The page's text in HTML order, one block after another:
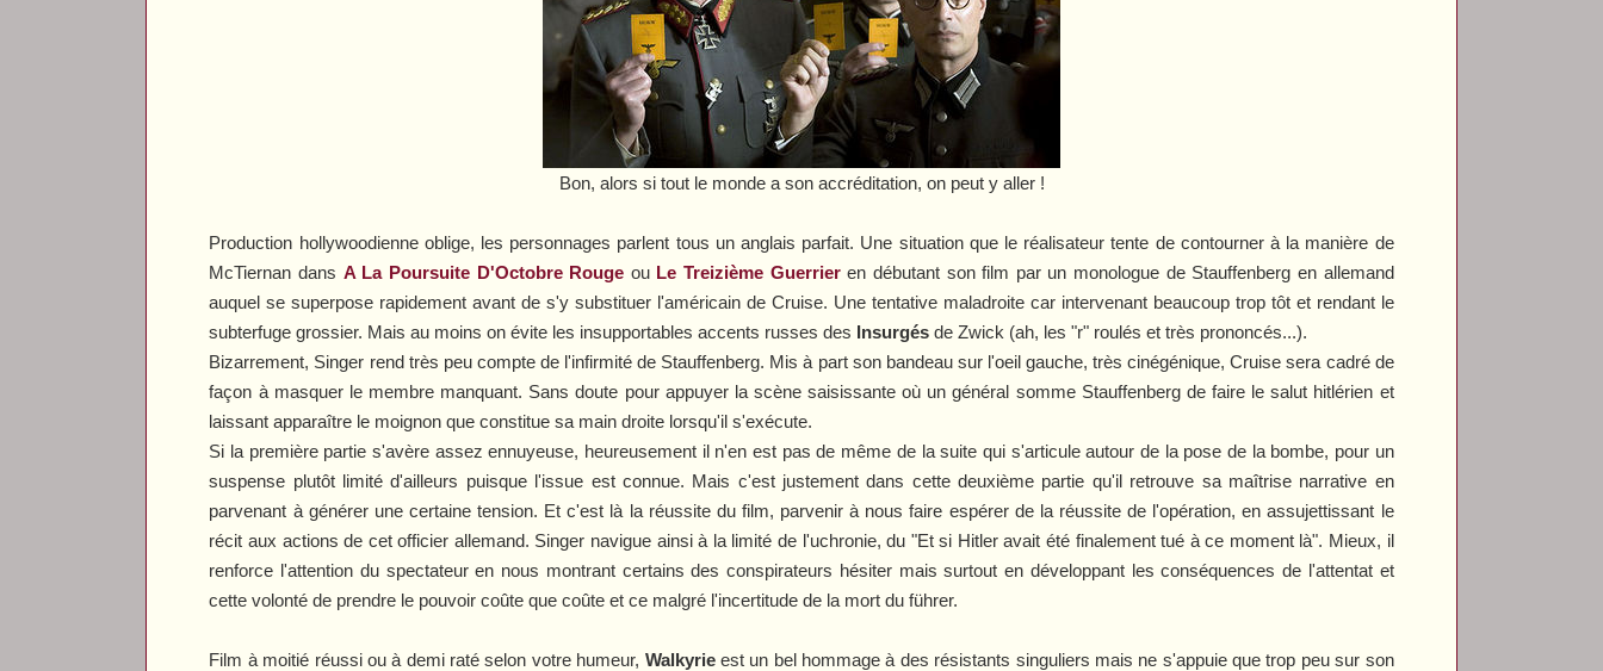
Bon, alors si tout le monde a son accréditation, on peut y aller !
Production hollywoodienne oblige, les personnages parlent tous un anglais parfait. Une situation que le réalisateur tente de contourner à la manière de
McTiernan dans A La Poursuite D'Octobre Rouge ou Le Treizième Guerrieren débutant son film par un monologue de Stauffenberg en allemand
auquel se superpose rapidement avant de s'y substituer l'américain de Cruise. Une tentative maladroite car intervenant beaucoup trop tôt et rendant le
subterfuge grossier. Mais au moins on évite les insupportables accents russes des Insurgés de Zwick (ah, les "r" roulés et très prononcés...).
Bizarrement, Singer rend très peu compte de l'infirmité de Stauffenberg. Mis à part son bandeau sur l'oeil gauche, très cinégénique, Cruise sera cadré de
façon à masquer le membre manquant. Sans doute pour appuyer la scène saisissante où un général somme Stauffenberg de faire le salut hitlérien et
laissant apparaître le moignon que constitue sa main droite lorsqu'il s'exécute.
Si la première partie s'avère assez ennuyeuse, heureusement il n'en est pas de même de la suite qui s'articule autour de la pose de la bombe, pour un
suspense plutôt limité d'ailleurs puisque l'issue est connue. Mais c'est justement dans cette deuxième partie qu'il retrouve sa maîtrise narrative en
parvenant à générer une certaine tension. Et c'est là la réussite du film, parvenir à nous faire espérer de la réussite de l'opération, en assujettissant le
récit aux actions de cet officier allemand. Singer navigue ainsi à la limité de l'uchronie, du "Et si Hitler avait été finalement tué à ce moment là". Mieux, il
renforce l'attention du spectateur en nous montrant certains des conspirateurs hésiter mais surtout en développant les conséquences de l'attentat et
cette volonté de prendre le pouvoir coûte que coûte et ce malgré l'incertitude de la mort du führer.
Film à moitié réussi ou à demi raté selon votre humeur, Walkyrieest un bel hommage à des résistants singuliers mais ne s'appuie que trop peu sur son